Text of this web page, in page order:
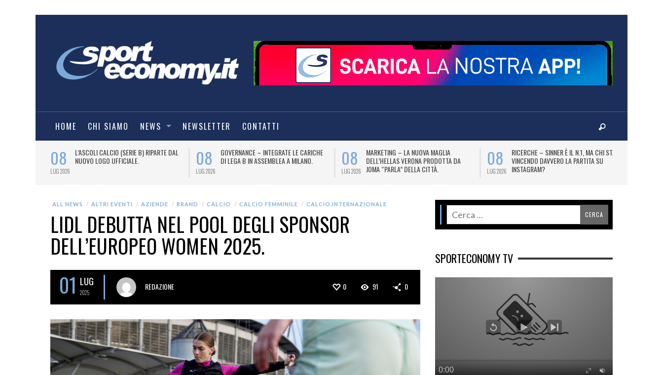
HOME CHI SIAMO NEWS NEWSLETTER CONTATTI
08
LUG 2026
L’ASCOLI CALCIO (SERIE B) RIPARTE DAL
NUOVO LOGO UFFICIALE.
08
LUG 2026
GOVERNANCE – INTEGRATE LE CARICHE
DI LEGA B IN ASSEMBLEA A MILANO.
08
LUG 2026
MARKETING – LA NUOVA MAGLIA
DELL’HELLAS VERONA PRODOTTA DA
JOMA “PARLA” DELLA CITTÀ.
08
LUG 2026
RICERCHE – SINNER È IL N.1, MA CHI STA
VINCENDO DAVVERO LA PARTITA SU
INSTAGRAM?
ALL NEWS ALTRI EVENTI AZIENDE BRAND CALCIO CALCIO FEMMINILE CALCIO.INTERNAZIONALE
LIDL DEBUTTA NEL POOL DEGLI SPONSOR
DELL’EUROPEO WOMEN 2025.
01 LUG
2025
REDAZIONE 0 91 0
SPORTECONOMY TV